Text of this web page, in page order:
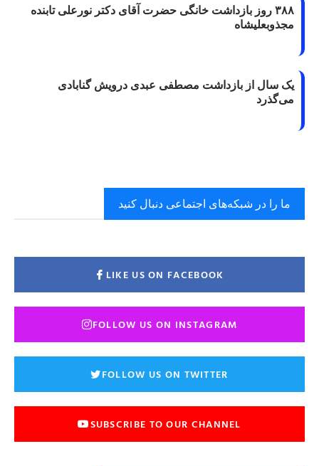
۳۸۸ روز بازداشت خانگی حضرت آقای دکتر نورعلی تابنده
مجذوبعلیشاه
یک سال از بازداشت مصطفی عبدی درویش گنابادی
می‌گذرد
ما را در شبکه‌های اجتماعی دنبال کنید
LIKE US ON FACEBOOK
FOLLOW US ON INSTAGRAM
FOLLOW US ON TWITTER
SUBSCRIBE TO OUR CHANNEL